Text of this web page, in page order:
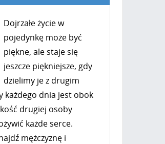
Dojrzałe życie w
pojedynkę może być
piękne, ale staje się
jeszcze piękniejsze, gdy
dzielimy je z drugim
każdego dnia jest obok
drugiej osoby
każde serce.
mężczyznę i